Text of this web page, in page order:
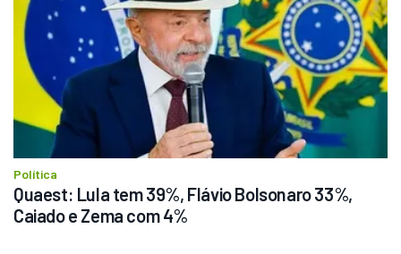
Política
Quaest: Lula tem 39%, Flávio Bolsonaro 33%,
Caiado e Zema com 4%